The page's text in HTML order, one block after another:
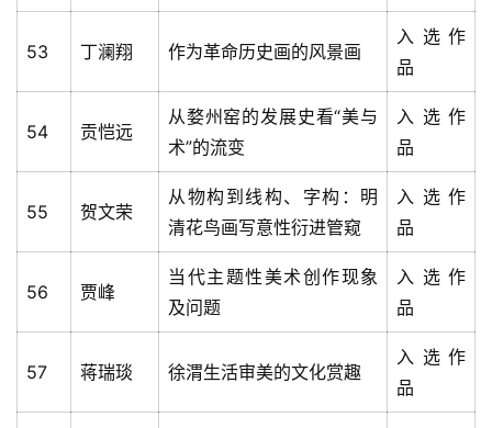
字
例
53 丁澜翔 作为革命历史画的风景画
入选作
品
54 贡恺远
从婺州窑的发展史看“美与
术”的流变
入选作
品
55 贺文荣
从物构到线构、字构：明
清花鸟画写意性衍进管窥
入选作
品
56 贾峰
当代主题性美术创作现象
及问题
入选作
品
57 蒋瑞琰 徐渭生活审美的文化赏趣
入选作
品